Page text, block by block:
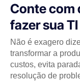
Conte com
fazer sua
Não é exagero
transformar a
custos, evita
resolução de